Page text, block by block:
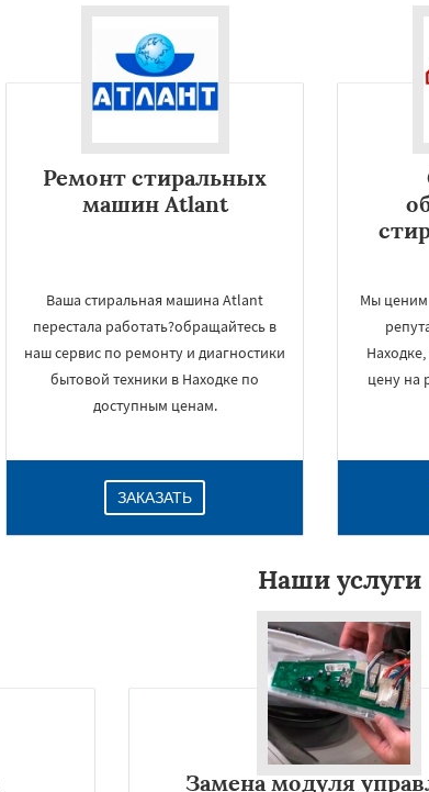
Ремонт стиральных
машин Atlant
Ваша стиральная машина Atlant
перестала работать?обращайтесь в
наш сервис по ремонту и диагностики
бытовой техники в Находке по
доступным ценам.
ЗАКАЗАТЬ
Мы ценим
цену на
Наши услуги
Замена модуля
Даю согласие на обработку персональных